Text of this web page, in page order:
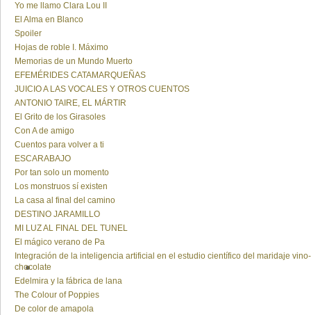
Yo me llamo Clara Lou II
El Alma en Blanco
Spoiler
Hojas de roble I. Máximo
Memorias de un Mundo Muerto
EFEMÉRIDES CATAMARQUEÑAS
JUICIO A LAS VOCALES Y OTROS CUENTOS
ANTONIO TAIRE, EL MÁRTIR
El Grito de los Girasoles
Con A de amigo
Cuentos para volver a ti
ESCARABAJO
Por tan solo un momento
Los monstruos sí existen
La casa al final del camino
DESTINO JARAMILLO
MI LUZ AL FINAL DEL TUNEL
El mágico verano de Pa
Integración de la inteligencia artificial en el estudio científico del maridaje vino-
chocolate
Edelmira y la fábrica de lana
The Colour of Poppies
De color de amapola